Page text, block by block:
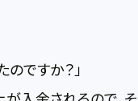
ですか？」